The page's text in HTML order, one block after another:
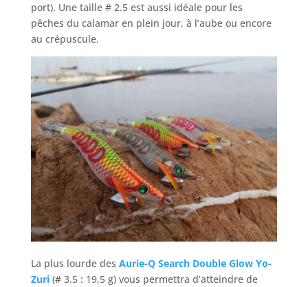
port). Une taille # 2.5 est aussi idéale pour les
pêches du calamar en plein jour, à l’aube ou encore
au crépuscule.
La plus lourde des Aurie-Q Search Double Glow Yo-
Zuri(# 3.5 : 19,5 g) vous permettra d’atteindre de